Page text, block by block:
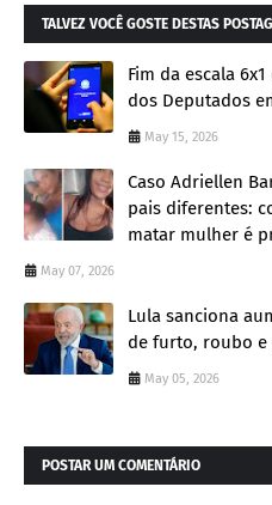
TALVEZ VOCÊ GOSTE DESTAS
Fim da escala
dos Deputados
May 15, 2026
Caso Adriellen
pais diferentes:
matar mulher é
May 07, 2026
Lula sanciona
de furto, roubo e
May 05, 2026
POSTAR UM COMENTÁRIO